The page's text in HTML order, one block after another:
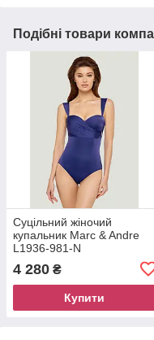
Подібні товари
Суцільний жіночий
купальник Marc & Andre
L1936-981-N
4 280 ₴
Купити